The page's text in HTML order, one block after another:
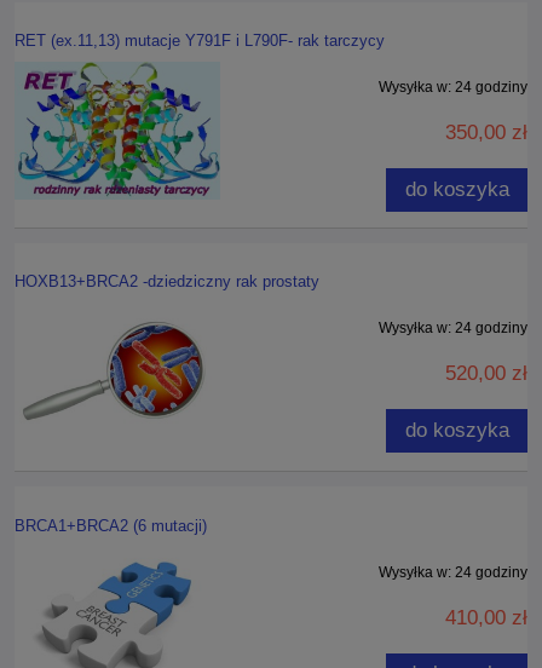
RET (ex.11,13) mutacje Y791F i L790F- rak tarczycy
Wysyłka w: 24 godziny
350,00 zł
do koszyka
HOXB13+BRCA2 -dziedziczny rak prostaty
Wysyłka w: 24 godziny
520,00 zł
do koszyka
BRCA1+BRCA2 (6 mutacji)
Wysyłka w: 24 godziny
410,00 zł